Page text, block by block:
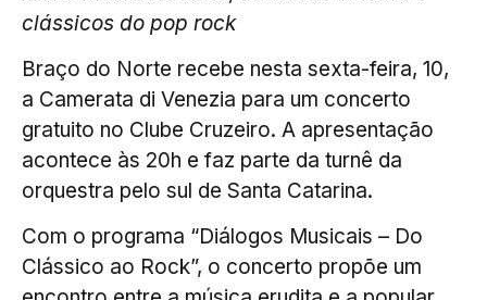
clássicos do pop rock
Braço do Norte recebe nesta sexta-feira, 10,
a Camerata di Venezia para um concerto
gratuito no Clube Cruzeiro. A apresentação
acontece às 20h e faz parte da turnê da
orquestra pelo sul de Santa Catarina.
Com o programa “Diálogos Musicais – Do
Clássico ao Rock”, o concerto propõe um